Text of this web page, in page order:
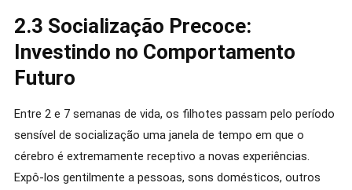
2.3 Socialização Precoce:
Investindo no Comportamento
Futuro
Entre 2 e 7 semanas de vida, os filhotes passam pelo período
sensível de socialização uma janela de tempo em que o
cérebro é extremamente receptivo a novas experiências.
Expô-los gentilmente a pessoas, sons domésticos, outros